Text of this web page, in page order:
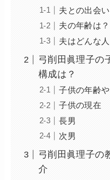
夫との出会
夫の年齢は？
夫はどんな人
弓削田眞理子の
構成は？
子供の年齢
子供の現在
長男
次男
弓削田眞理子の
介